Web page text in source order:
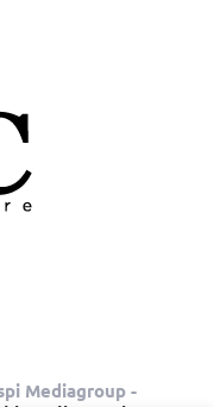
Mediagroup -